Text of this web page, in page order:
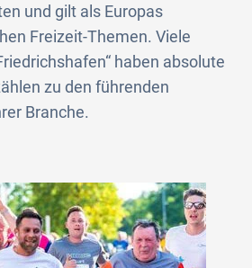
und gilt als Europas
Freizeit-Themen. Viele
haben absolute
zu den führenden
Branche.